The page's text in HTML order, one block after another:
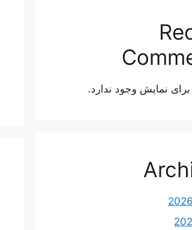
نمایش وجود ندارد.